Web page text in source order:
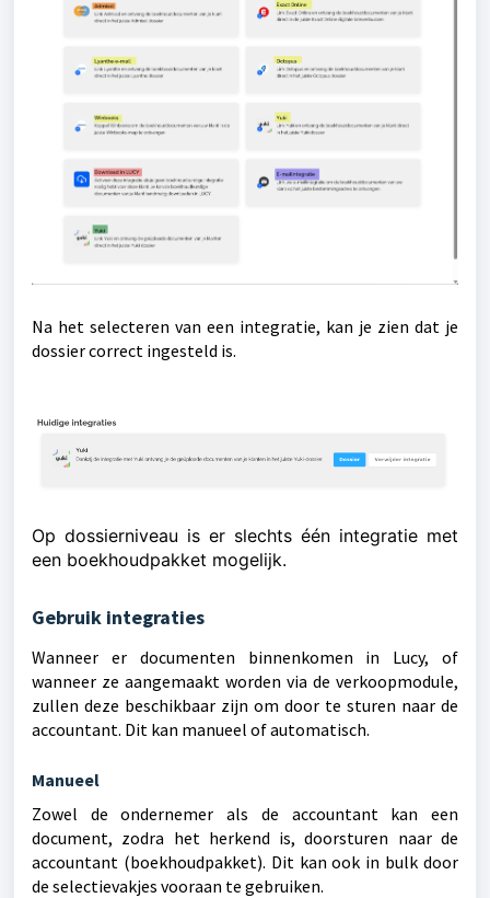
Na het selecteren van een integratie, kan je zien dat je
dossier correct ingesteld is.
Op dossierniveau is er slechts één integratie met
een boekhoudpakket mogelijk.
Gebruik integraties
Wanneer er documenten binnenkomen in Lucy, of
wanneer ze aangemaakt worden via de verkoopmodule,
zullen deze beschikbaar zijn om door te sturen naar de
accountant. Dit kan manueel of automatisch.
Manueel
Zowel de ondernemer als de accountant kan een
document, zodra het herkend is, doorsturen naar de
accountant (boekhoudpakket). Dit kan ook in bulk door
de selectievakjes vooraan te gebruiken.